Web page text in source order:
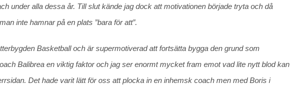
under alla dessa år. Till slut kände jag dock att motivationen började tryta och då
inte hamnar på en plats ”bara för att”.
Basketball och är supermotiverad att fortsätta bygga den grund som
Balibrea en viktig faktor och jag ser enormt mycket fram emot vad lite nytt blod kan
Det hade varit lätt för oss att plocka in en inhemsk coach men med Boris i